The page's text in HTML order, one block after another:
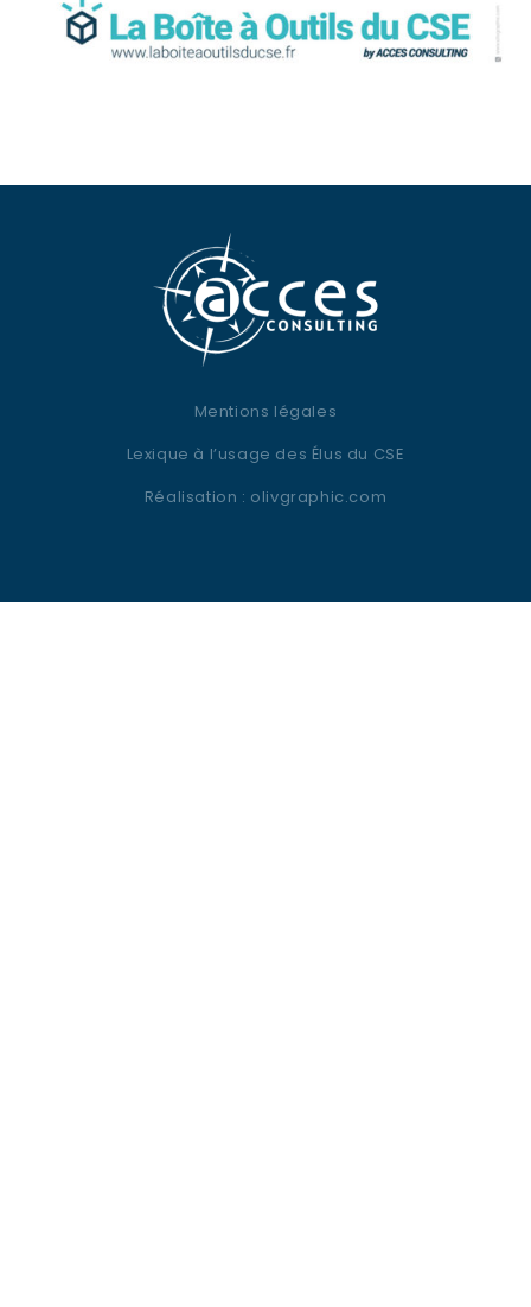
Mentions légales
Lexique à l’usage des Élus du CSE
Réalisation : olivgraphic.com